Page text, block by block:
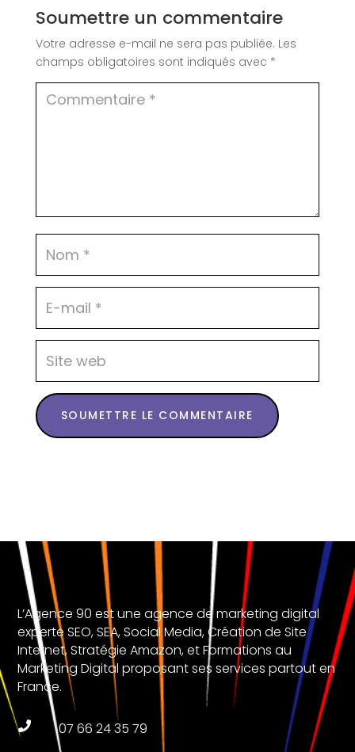
Soumettre un commentaire
Votre adresse e-mail ne sera pas publiée. Les
champs obligatoires sont indiqués avec *
SOUMETTRE LE COMMENTAIRE
L’Agence 90 est une agence de marketing digital
experte SEO, SEA, Social Media, Création de Site
Internet, Stratégie Amazon, et Formations au
Marketing Digital proposant ses services partout en
France.
 07 66 24 35 79